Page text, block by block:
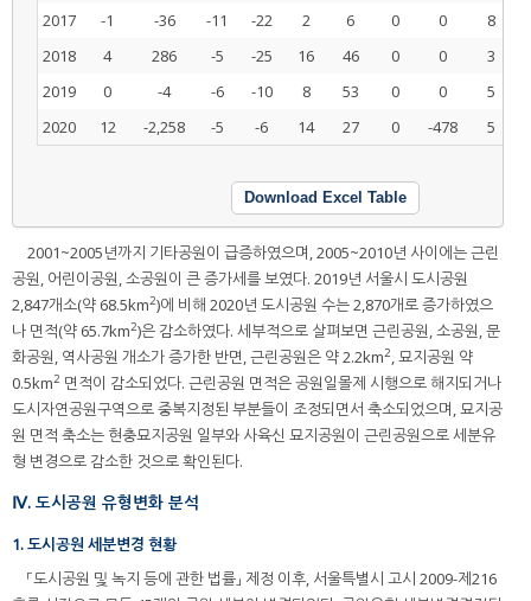
2017
-1 -36 -11 -22 2 6 0 0 8
2018
4 286 -5 -25 16 46 0 0 3
2019
0 -4 -6 -10 8 53 0 0 5
2020
12 -2,258 -5 -6 14 27 0 -478 5
Download Excel Table
2001~2005년까지 기타공원이 급증하였으며, 2005~2010년 사이에는 근린
공원, 어린이공원, 소공원이 큰 증가세를 보였다. 2019년 서울시 도시공원
2,847개소(약 68.5km2)에 비해 2020년 도시공원 수는 2,870개로 증가하였으
나 면적(약 65.7km2)은 감소하였다. 세부적으로 살펴보면 근린공원, 소공원, 문
화공원, 역사공원 개소가 증가한 반면, 근린공원은 약 2.2km2, 묘지공원 약
0.5km2 면적이 감소되었다. 근린공원 면적은 공원일몰제 시행으로 해지되거나
도시자연공원구역으로 중복지정된 부분들이 조정되면서 축소되었으며, 묘지공
원 면적 축소는 현충묘지공원 일부와 사육신 묘지공원이 근린공원으로 세분유
형 변경으로 감소한 것으로 확인된다.
Ⅳ. 도시공원 유형변화 분석
1. 도시공원 세분변경 현황
「도시공원 및 녹지 등에 관한 법률」 제정 이후, 서울특별시 고시 2009-제216